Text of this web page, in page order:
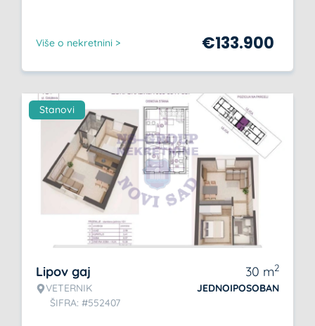
Više o nekretnini > €133.900
Stanovi
Lipov gaj
VETERNIK
ŠIFRA: #552407
30 m2
JEDNOIPOSOBAN